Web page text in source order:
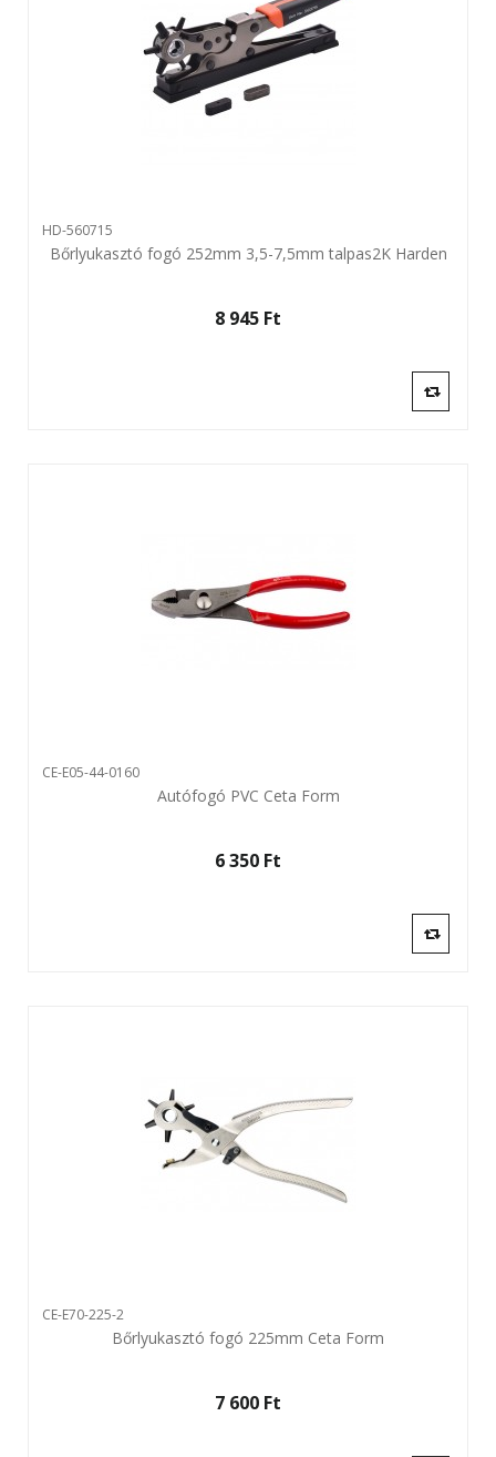
HD-560715
Bőrlyukasztó fogó 252mm 3,5-7,5mm talpas2K Harden
8 945 Ft‎
CE-E05-44-0160
Autófogó PVC Ceta Form
6 350 Ft‎
CE-E70-225-2
Bőrlyukasztó fogó 225mm Ceta Form
7 600 Ft‎